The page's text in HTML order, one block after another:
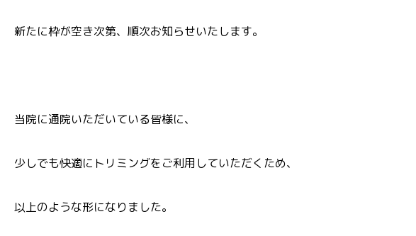
新たに枠が空き次第、順次お知らせいたします。
当院に通院いただいている皆様に、
少しでも快適にトリミングをご利用していただくため、
以上のような形になりました。